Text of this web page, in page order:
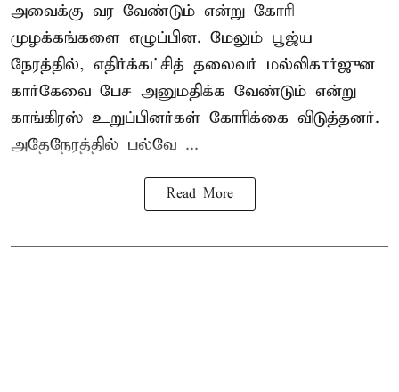
அவைக்கு வர வேண்டும் என்று கோரி
முழக்கங்களை எழுப்பின. மேலும் பூஜ்ய
நேரத்தில், எதிர்க்கட்சித் தலைவர் மல்லிகார்ஜுன
கார்கேவை பேச அனுமதிக்க வேண்டும் என்று
காங்கிரஸ் உறுப்பினர்கள் கோரிக்கை விடுத்தனர்.
அதேநேரத்தில் பல்வே ...
Read More